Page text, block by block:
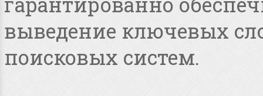
выведение ключевых
поисковых систем.